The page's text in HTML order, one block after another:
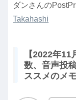
ダンさんの
Takahashi
【2022年
数、音声投
ススメのメ